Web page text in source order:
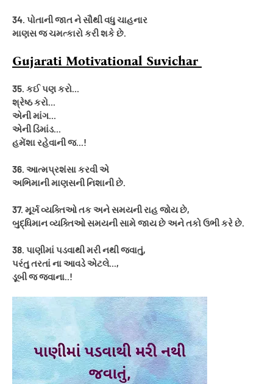
34. પોતાની જાત ને સૌથી વધુ ચાહનાર
માણસ જ ચમત્કારો કરી શકે છે.
Gujarati Motivational Suvichar
35. કઈ પણ કરો...
શ્રેષ્ઠ કરો...
એની માંગ...
એની ડિમાંડ...
હમેંશા રહેવાની જ...!
36. આત્મપ્રશંસા કરવી એ
અભિમાની માણસની નિશાની છે.
37. મૂર્ખ વ્યક્તિઓ તક અને સમયની રાહ જોય છે,
બુદ્ધિમાન વ્યક્તિઓ સમયની સામે જાય છે અને તકો ઉભી કરે છે.
38. પાણીમાં પડવાથી મરી નથી જવાતું,
પરંતુ તરતાં ના આવડે એટલે...,
ડૂબી જ જવાના..!